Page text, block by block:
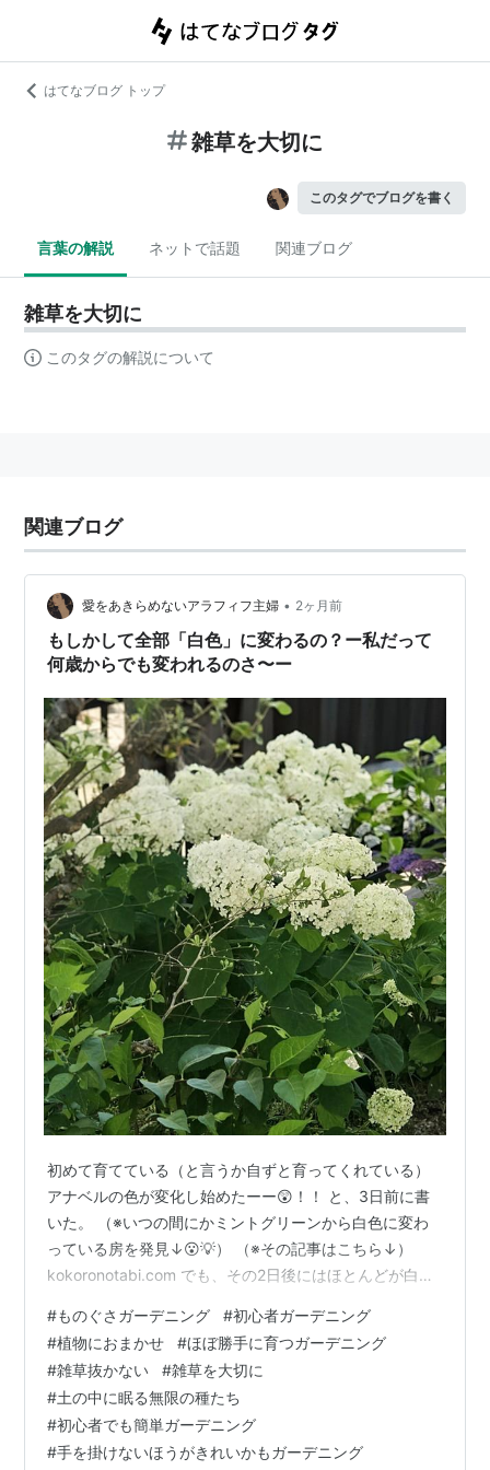
はてなブログ トップ
雑草を大切に
このタグでブログを書く
言葉の解説 ネットで話題 関連ブログ
雑草を大切に
このタグの解説について
関連ブログ
愛をあきらめないアラフィフ主婦 • 2ヶ月前
もしかして全部「白色」に変わるの？ー私だって
何歳からでも変われるのさ〜ー
初めて育てている（と言うか自ずと育ってくれている）
アナベルの色が変化し始めたーー😲！！ と、3日前に書
いた。 （※いつの間にかミントグリーンから白色に変わ
っている房を発見↓😮💡） （※その記事はこちら↓）
kokoronotabi.com でも、その2日後にはほとんどが白色
私は、何も調べやしないのだけど……😅（育てながら気付
いていくタイプ🤣） もしかしてアナベルって、育ってく
ると白色に変わるものだったの！？？？ そーゆーものだ
ったの？の？のー！？ ま、とにかく面白いね😆 こんなに
毎日、庭の変化を愉しむようになった自分の変化も、面
白いわ🎶 何歳…
#ものぐさガーデニング #初心者ガーデニング
#植物におまかせ #ほぼ勝手に育つガーデニング
#雑草抜かない #雑草を大切に
#土の中に眠る無限の種たち
#初心者でも簡単ガーデニング
#手を掛けないほうがきれいかもガーデニング